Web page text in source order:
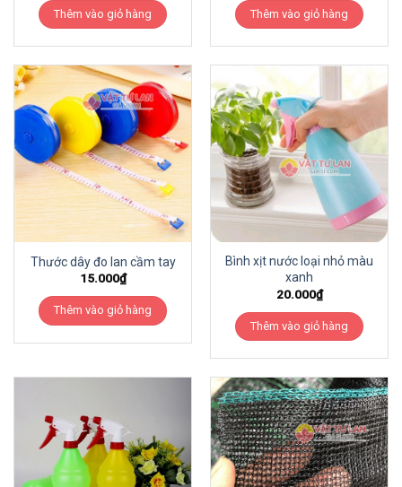
Thêm vào giỏ hàng Thêm vào giỏ hàng
Thước dây đo lan cầm tay
15.000₫
Thêm vào giỏ hàng
Bình xịt nước loại nhỏ màu
xanh
20.000₫
Thêm vào giỏ hàng